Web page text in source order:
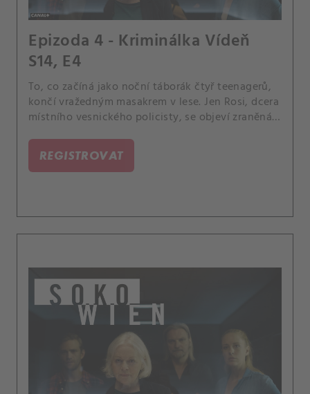
Epizoda 4 - Kriminálka Vídeň
S14, E4
To, co začíná jako noční táborák čtyř teenagerů,
končí vražedným masakrem v lese. Jen Rosi, dcera
místního vesnického policisty, se objeví zraněná a
REGISTROVAT